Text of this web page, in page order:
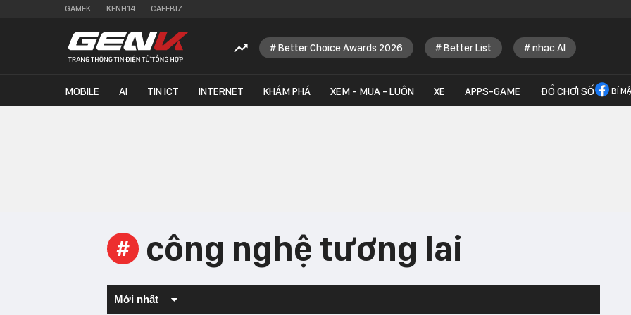
GAMEK KENH14 CAFEBIZ
Better Choice Awards 2026 Better List nhạc AI
MOBILE AI TIN ICT INTERNET KHÁM PHÁ XEM - MUA - LUÔN XE APPS-GAME ĐỒ CHƠI SỐ BÍ
# công nghệ tương lai
Mới nhất